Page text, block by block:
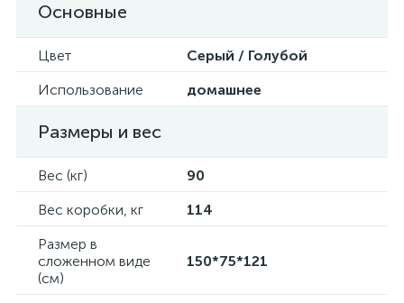
Основные
Цвет
Серый / Голубой
Использование
домашнее
Размеры и вес
Вес (кг)
90
Вес коробки, кг
114
Размер в
сложенном виде
(см)
150*75*121